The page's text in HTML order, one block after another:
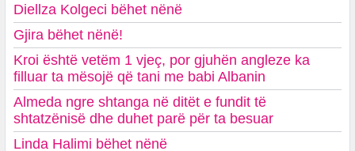
Diellza Kolgeci bëhet nënë
Gjira bëhet nënë!
Kroi është vetëm 1 vjeç, por gjuhën angleze ka
filluar ta mësojë që tani me babi Albanin
Almeda ngre shtanga në ditët e fundit të
shtatzënisë dhe duhet parë për ta besuar
Linda Halimi bëhet nënë